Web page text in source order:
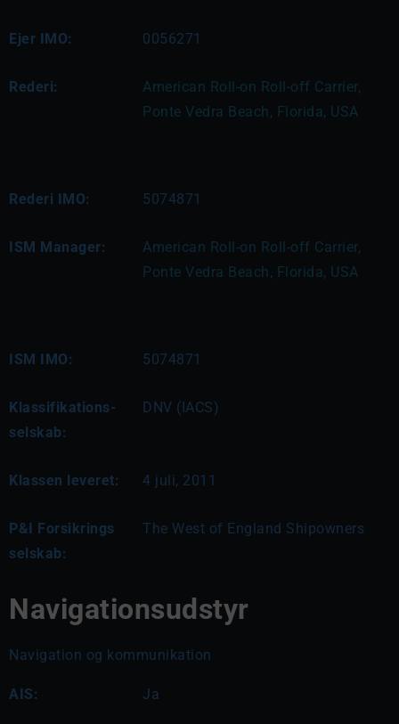
Ejer IMO: 0056271
Rederi:
American Roll-on Roll-off Carrier,
Ponte Vedra Beach, Florida, USA
Rederi IMO: 5074871
ISM Manager:
American Roll-on Roll-off Carrier,
Ponte Vedra Beach, Florida, USA
ISM IMO: 5074871
Klassifikations-
selskab:
DNV (IACS)
Klassen leveret: 4 juli, 2011
P&I Forsikrings
selskab:
The West of England Shipowners
Navigationsudstyr
Navigation og kommunikation
AIS: Ja